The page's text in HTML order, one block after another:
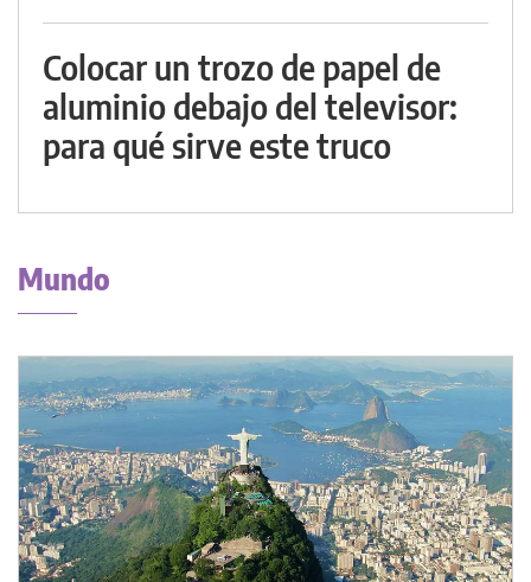
Colocar un trozo de papel de
aluminio debajo del televisor:
para qué sirve este truco
Mundo